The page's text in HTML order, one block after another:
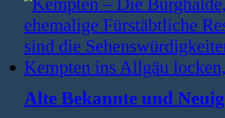
Alte Bekannte und